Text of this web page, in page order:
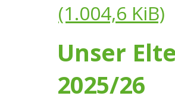
(1.004,6 KiB)
Unser
2025/26